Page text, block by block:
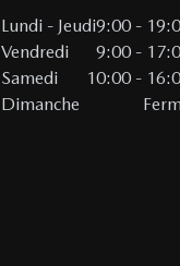
Lundi - Jeudi9:00 -
Vendredi
9:00 -
Samedi
10:00 -
Dimanche